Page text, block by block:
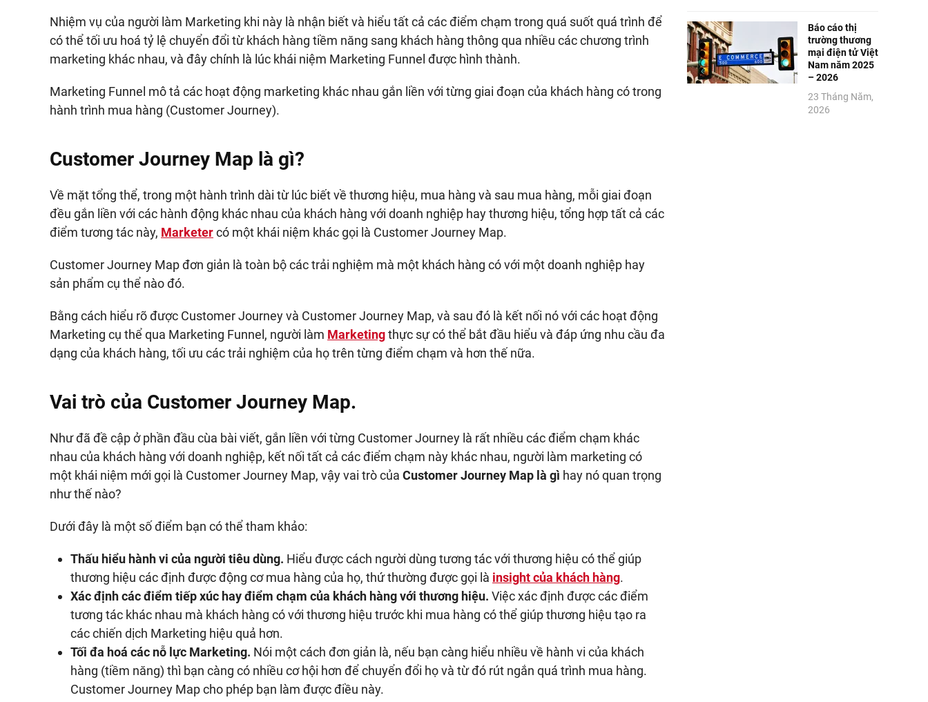
Nhiệm vụ của người làm Marketing khi này là nhận biết và hiểu tất cả các điểm chạm trong quá suốt quá trình để
có thể tối ưu hoá tỷ lệ chuyển đổi từ khách hàng tiềm năng sang khách hàng thông qua nhiều các chương trình
marketing khác nhau, và đây chính là lúc khái niệm Marketing Funnel được hình thành.
Marketing Funnel mô tả các hoạt động marketing khác nhau gắn liền với từng giai đoạn của khách hàng có trong
hành trình mua hàng (Customer Journey).
Customer Journey Map là gì?
Về mặt tổng thể, trong một hành trình dài từ lúc biết về thương hiệu, mua hàng và sau mua hàng, mỗi giai đoạn
đều gắn liền với các hành động khác nhau của khách hàng với doanh nghiệp hay thương hiệu, tổng hợp tất cả các
điểm tương tác này, Marketercó một khái niệm khác gọi là Customer Journey Map.
Customer Journey Map đơn giản là toàn bộ các trải nghiệm mà một khách hàng có với một doanh nghiệp hay
sản phẩm cụ thể nào đó.
Bằng cách hiểu rõ được Customer Journey và Customer Journey Map, và sau đó là kết nối nó với các hoạt động
Marketing cụ thể qua Marketing Funnel, người làm Marketingthực sự có thể bắt đầu hiểu và đáp ứng nhu cầu đa
dạng của khách hàng, tối ưu các trải nghiệm của họ trên từng điểm chạm và hơn thế nữa.
Vai trò của Customer Journey Map.
Như đã đề cập ở phần đầu cùa bài viết, gắn liền với từng Customer Journey là rất nhiều các điểm chạm khác
nhau của khách hàng với doanh nghiệp, kết nối tất cả các điểm chạm này khác nhau, người làm marketing có
một khái niệm mới gọi là Customer Journey Map, vậy vai trò của Customer Journey Map là gì hay nó quan trọng
như thế nào?
Dưới đây là một số điểm bạn có thể tham khảo:
Thấu hiểu hành vi của người tiêu dùng. Hiểu được cách người dùng tương tác với thương hiệu có thể giúp
thương hiệu các định được động cơ mua hàng của họ, thứ thường được gọi là insight của khách hàng.
Xác định các điểm tiếp xúc hay điểm chạm của khách hàng với thương hiệu. Việc xác định được các điểm
tương tác khác nhau mà khách hàng có với thương hiệu trước khi mua hàng có thể giúp thương hiệu tạo ra
các chiến dịch Marketing hiệu quả hơn.
Tối đa hoá các nỗ lực Marketing. Nói một cách đơn giản là, nếu bạn càng hiểu nhiều về hành vi của khách
hàng (tiềm năng) thì bạn càng có nhiều cơ hội hơn để chuyển đổi họ và từ đó rút ngắn quá trình mua hàng.
Customer Journey Map cho phép bạn làm được điều này.
Báo cáo thị
trường thương
mại điện tử Việt
Nam năm 2025
– 2026
23 Tháng Năm,
2026